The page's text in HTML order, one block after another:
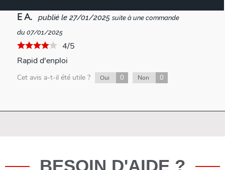
E A. publié le 27/01/2025 suite à une commande
du 07/01/2025
4/5
Rapid d'enploi
Cet avis a-t-il été utile ? Oui 0 Non 0
BESOIN D'AIDE ?